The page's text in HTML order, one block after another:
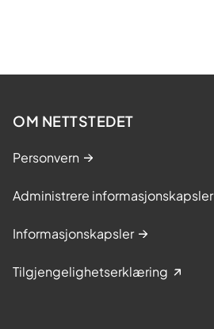
OM NETTSTEDET
Personvern
Administrere informasjonskapsler
Informasjonskapsler
Tilgjengelighetserklæring